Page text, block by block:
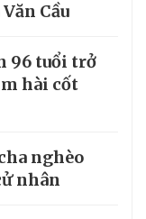
Cầu
96 tuổi trở
hài cốt
nghèo
nhân